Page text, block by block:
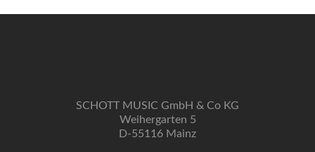
SCHOTT MUSIC GmbH & Co KG
Weihergarten 5
D-55116 Mainz